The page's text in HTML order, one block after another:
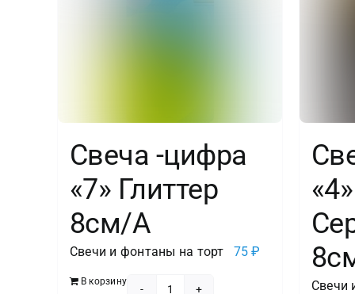
Свеча -цифра
«7» Глиттер
8см/A
Свечи и фонтаны на торт 75₽
В корзину
«4»
Свечи